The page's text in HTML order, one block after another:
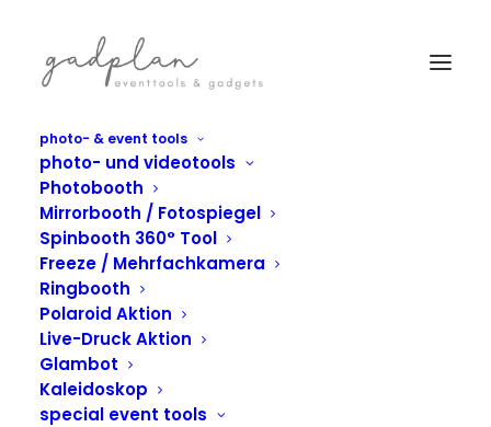
photo- & event tools
photo- und videotools
Photobooth
Mirrorbooth / Fotospiegel
Spinbooth 360° Tool
Freeze / Mehrfachkamera
Ringbooth
Polaroid Aktion
Live-Druck Aktion
Glambot
Kaleidoskop
special event tools